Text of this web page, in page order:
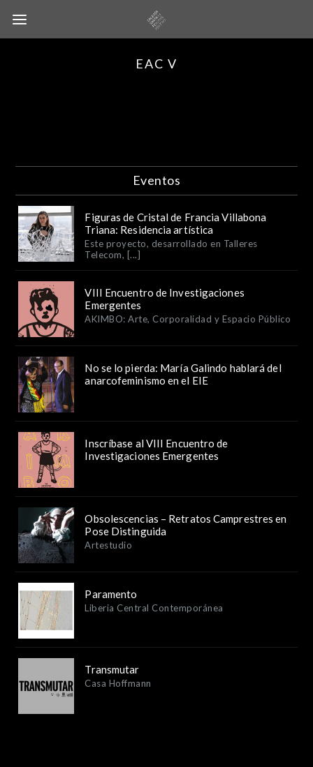
EAC V
Eventos
Figuras de Cristal de Francia Villabona
Triana: Residencia artística
Este proyecto, desarrollado en Talleres
Telecom, [...]
VIII Encuentro de Investigaciones
Emergentes
AKIMBO: Arte, Corporalidad y Espacio Público
No se lo pierda: María Galindo hablará del
anarcofeminismo en el EIE
Inscríbase al VIII Encuentro de
Investigaciones Emergentes
Obsolescencias – Retratos Camprestres en
Pose Distinguida
Artestudio
Paramento
Liberia Central Contemporánea
Transmutar
Casa Hoffmann